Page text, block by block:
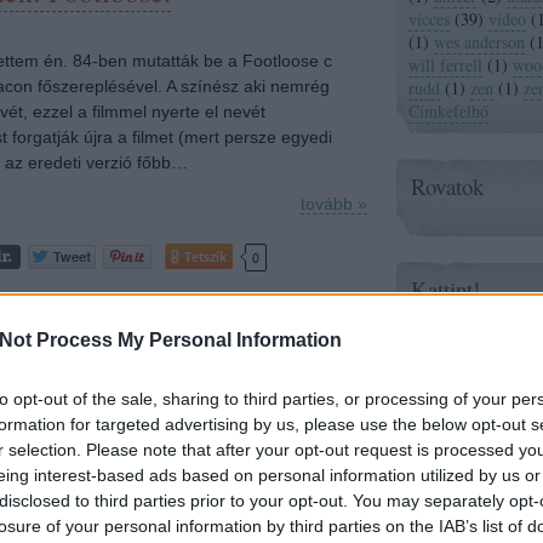
Process My Personal Information
opt-out of the sale, sharing to third parties, or processing of your
for targeted advertising by us, please use the below opt-out
selection. Please note that after your opt-out request is processed
interest-based ads based on personal information utilized by us
to third parties prior to your opt-out. You may separately
of your personal information by third parties on the IAB’s list of
én. 84-ben mutatták be a Footloose c
főszereplésével. A színész aki nemrég
ezzel a filmmel nyerte el nevét
forgatják újra a filmet (mert persze egyedi
eredeti verzió főbb…
tovább »
Tetszik 0
videó
Megnézni: Brüno
Kb. 30 perccel ezelőtt ért véget a film, miután
vicces (39) video (
( 1 ) wes anderson ( 1
will ferrell ( 1 )
rudd ( 1 ) zen ( 1 )
Címkefelhő
Rovatok
Kattint!
Mizeka
Paprika
Post It
Hello Stranger
just a